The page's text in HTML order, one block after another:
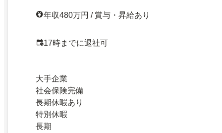
年収480万円 / 賞与・昇給あり
17時までに退社可
大手企業
社会保険完備
長期休暇あり
特別休暇
長期